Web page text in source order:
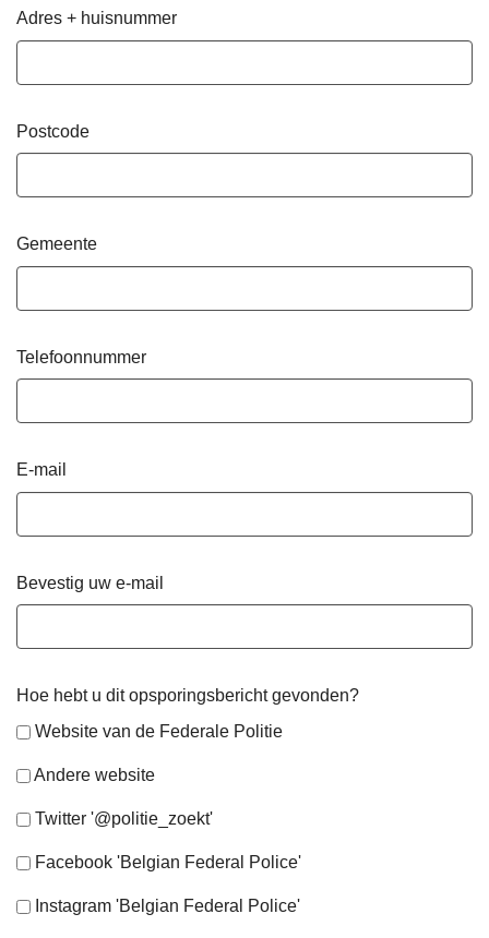
Adres + huisnummer
Postcode
Gemeente
Telefoonnummer
E-mail
Bevestig uw e-mail
Hoe hebt u dit opsporingsbericht gevonden?
Website van de Federale Politie
Andere website
Twitter '@politie_zoekt'
Facebook 'Belgian Federal Police'
Instagram 'Belgian Federal Police'